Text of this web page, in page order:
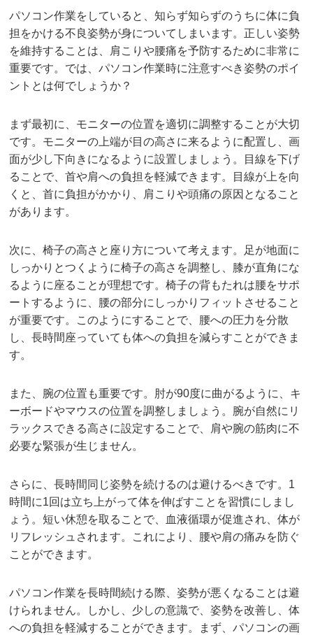
パソコン作業をしていると、知らず知らずのうちに体に負
担をかける不良姿勢が身についてしまいます。正しい姿勢
を維持することは、肩こりや腰痛を予防するために非常に
重要です。では、パソコン作業時に注意すべき姿勢のポイ
ントとは何でしょうか？
まず最初に、モニターの位置を適切に調整することが大切
です。モニターの上端が目の高さに来るように配置し、画
面が少し下向きになるように設置しましょう。目線を下げ
ることで、首や肩への負担を軽減できます。目線が上を向
くと、首に負担がかかり、肩こりや頭痛の原因となること
があります。
次に、椅子の高さと座り方について考えます。足が地面に
しっかりとつくように椅子の高さを調整し、膝が直角にな
るように座ることが理想です。椅子の背もたれは腰をサポ
ートするように、腰の部分にしっかりフィットさせること
が重要です。このようにすることで、腰への圧力を分散
し、長時間座っていても体への負担を減らすことができま
す。
また、腕の位置も重要です。肘が90度に曲がるように、キ
ーボードやマウスの位置を調整しましょう。腕が自然にリ
ラックスできる高さに設定することで、肩や腕の筋肉に不
必要な緊張が生じません。
さらに、長時間同じ姿勢を続けるのは避けるべきです。1
時間に1回は立ち上がって体を伸ばすことを習慣にしまし
ょう。短い休憩を取ることで、血液循環が促進され、体が
リフレッシュされます。これにより、腰や肩の痛みを防ぐ
ことができます。
パソコン作業を長時間続ける際、姿勢が悪くなることは避
けられません。しかし、少しの意識で、姿勢を改善し、体
への負担を軽減することができます。まず、パソコンの画